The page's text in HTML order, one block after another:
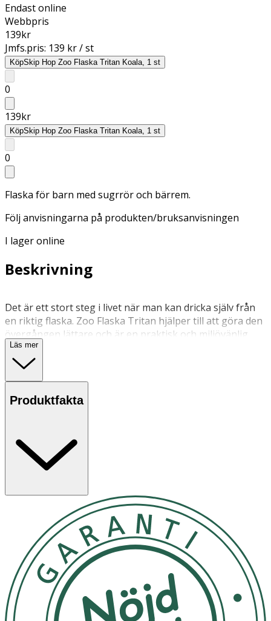
Endast online
Webbpris
139kr
Jmfs.pris: 139 kr / st
KöpSkip Hop Zoo Flaska Tritan Koala, 1 st
0
139kr
KöpSkip Hop Zoo Flaska Tritan Koala, 1 st
0
Flaska för barn med sugrrör och bärrem.
Följ anvisningarna på produkten/bruksanvisningen
I lager online
Beskrivning
Det är ett stort steg i livet när man kan dricka själv från
en riktig flaska. Zoo Flaska Tritan hjälper till att göra den
övergången lättare och är en praktisk och miljövänlig
lösning för små äventyrare på språng. När man stänger
locket viks sugröret ned för att försluta flaskan och hålla
överallt. Flaskans behållare är tillverkad av 50%
återvunnet material som bidrar till att minska
Utsätt ej för direkt solljus eller kemikalier.
Utsätt ej för direkt solljus
OK för gravida och ammande:
Läs mer
Produktfakta